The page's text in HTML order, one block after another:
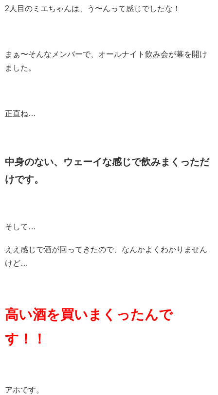
2人目のミエちゃんは、う〜んって感じでしたな！
まぁ〜そんなメンバーで、オールナイト飲み会が幕を開け
ました。
正直ね…
中身のない、ウェーイな感じで飲みまくっただ
けです。
そして…
ええ感じで酒が回ってきたので、なんかよくわかりません
けど…
高い酒を買いまくったんで
す！！
アホです。